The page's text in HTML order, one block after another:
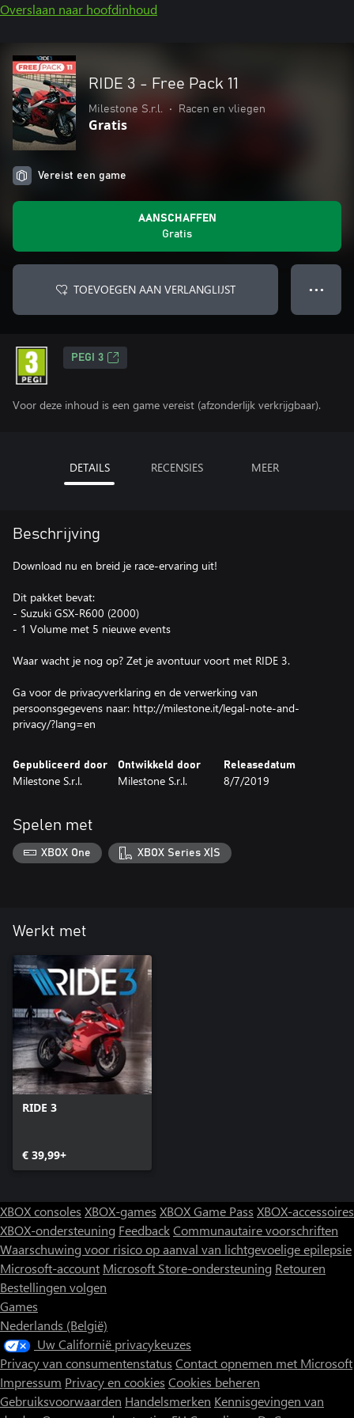
Overslaan naar hoofdinhoud
RIDE 3 - Free Pack 11
Milestone S.r.l. • Racen en vliegen
Gratis
Vereist een game
AANSCHAFFEN
Gratis
TOEVOEGEN AAN VERLANGLIJST ● ● ●
PEGI 3
Voor deze inhoud is een game vereist (afzonderlijk verkrijgbaar).
DETAILS RECENSIES MEER
Beschrijving
Download nu en breid je race-ervaring uit!
Dit pakket bevat:
- Suzuki GSX-R600 (2000)
- 1 Volume met 5 nieuwe events
Waar wacht je nog op? Zet je avontuur voort met RIDE 3.
Ga voor de privacyverklaring en de verwerking van
persoonsgegevens naar: http://milestone.it/legal-note-and-
privacy/?lang=en
Gepubliceerd door
Milestone S.r.l.
Ontwikkeld door
Milestone S.r.l.
Releasedatum
8/7/2019
Spelen met
XBOX One XBOX Series X|S
Werkt met
RIDE 3
€ 39,99+
XBOX consoles XBOX-games XBOX Game Pass XBOX-accessoires
XBOX-ondersteuning FeedbackCommunautaire voorschriften
Waarschuwing voor risico op aanval van lichtgevoelige epilepsie
Microsoft-account Microsoft Store-ondersteuning Retouren
Bestellingen volgen
Games
Nederlands (België)
Uw Californië privacykeuzes
Privacy van consumentenstatus Contact opnemen met Microsoft
Impressum Privacy en cookies Cookies beheren
Gebruiksvoorwaarden Handelsmerken Kennisgevingen van